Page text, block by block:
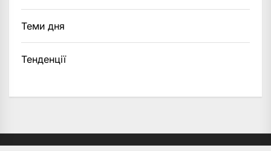
Теми дня
Тенденції